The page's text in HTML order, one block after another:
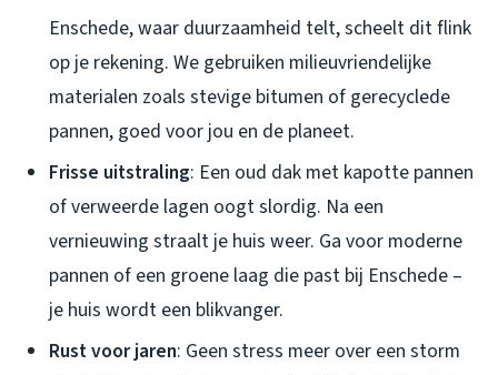
Enschede, waar duurzaamheid telt, scheelt dit flink
op je rekening. We gebruiken milieuvriendelijke
materialen zoals stevige bitumen of gerecyclede
pannen, goed voor jou en de planeet.
Frisse uitstraling: Een oud dak met kapotte pannen
of verweerde lagen oogt slordig. Na een
vernieuwing straalt je huis weer. Ga voor moderne
pannen of een groene laag die past bij Enschede –
je huis wordt een blikvanger.
Rust voor jaren: Geen stress meer over een storm